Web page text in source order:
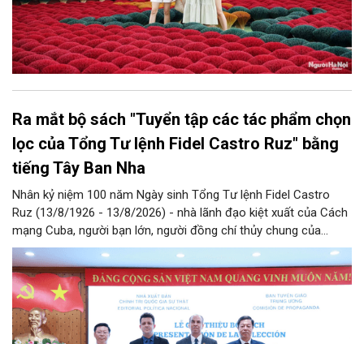
Ra mắt bộ sách "Tuyển tập các tác phẩm chọn
lọc của Tổng Tư lệnh Fidel Castro Ruz" bằng
tiếng Tây Ban Nha
Nhân kỷ niệm 100 năm Ngày sinh Tổng Tư lệnh Fidel Castro
Ruz (13/8/1926 - 13/8/2026) - nhà lãnh đạo kiệt xuất của Cách
mạng Cuba, người bạn lớn, người đồng chí thủy chung của
Đảng, Nhà nước và nhân dân Việt Nam, chiều 5/8, tại Hà Nội,
Nhà xuất bản Chính trị quốc gia Sự thật phối hợp với Ban Tuyên
giáo Trung ương tổ chức Lễ giới thiệu bộ sách “Tuyển tập các
tác phẩm chọn lọc của Tổng Tư lệnh Fidel Castro Ruz” gồm 24
tập bằng tiếng Tây Ban Nha.